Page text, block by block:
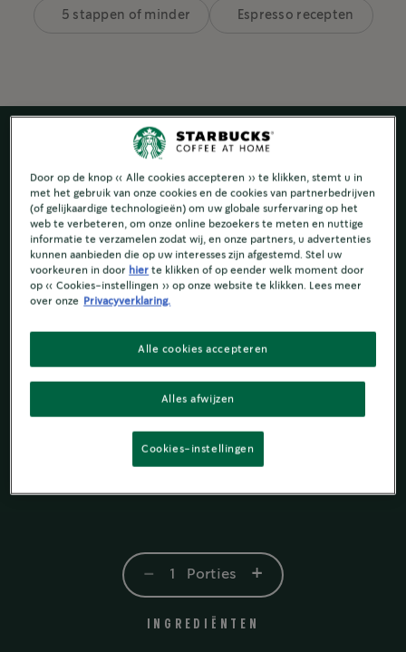
5 stappen of minder Espresso recepten
- 1 Porties +
INGREDIËNTEN
Door op de knop « Alle cookies accepteren » te klikken, stemt u in
met het gebruik van onze cookies en de cookies van partnerbedrijven
(of gelijkaardige technologieën) om uw globale surfervaring op het
web te verbeteren, om onze online bezoekers te meten en nuttige
informatie te verzamelen zodat wij, en onze partners, u advertenties
kunnen aanbieden die op uw interesses zijn afgestemd. Stel uw
voorkeuren in door hier te klikken of op eender welk moment door
op « Cookies-instellingen » op onze website te klikken. Lees meer
over onze
Privacyverklaring.
Alles afwijzen
Alle cookies accepteren
Cookies-instellingen